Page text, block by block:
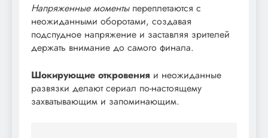
Напряженные моментыпереплетаются с
неожиданными оборотами, создавая
подспудное напряжение и заставляя зрителей
держать внимание до самого финала.
Шокирующие откровения и неожиданные
развязки делают сериал по-настоящему
захватывающим и запоминающим.